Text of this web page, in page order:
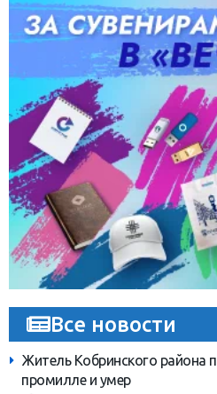
Все новости
Житель Кобринского района
промилле и умер